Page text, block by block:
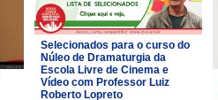
Selecionados para o curso do
Núleo de Dramaturgia da
Escola Livre de Cinema e
Vídeo com Professor Luiz
Roberto Lopreto